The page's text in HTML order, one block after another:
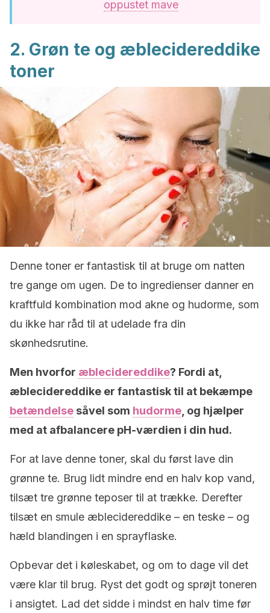
oppustet mave
2. Grøn te og æblecidereddike
toner
Denne toner er fantastisk til at bruge om natten
tre gange om ugen. De to ingredienser danner en
kraftfuld kombination mod akne og hudorme, som
du ikke har råd til at udelade fra din
skønhedsrutine.
Men hvorfor æblecidereddike? Fordi at,
æblecidereddike er fantastisk til at bekæmpe
betændelse såvel som hudorme , og hjælper
med at afbalancere pH-værdien i din hud.
For at lave denne toner, skal du først lave din
grønne te. Brug lidt mindre end en halv kop vand,
tilsæt tre grønne teposer til at trække. Derefter
tilsæt en smule æblecidereddike – en teske – og
hæld blandingen i en sprayflaske.
Opbevar det i køleskabet, og om to dage vil det
være klar til brug. Ryst det godt og sprøjt toneren
i ansigtet. Lad det sidde i mindst en halv time før